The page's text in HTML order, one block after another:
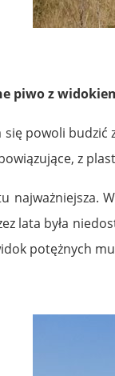
piwo z
się powoli
z
najważniejsza.
lata była
potężnych